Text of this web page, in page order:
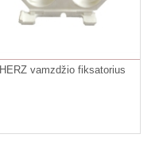
HERZ vamzdžio fiksatorius